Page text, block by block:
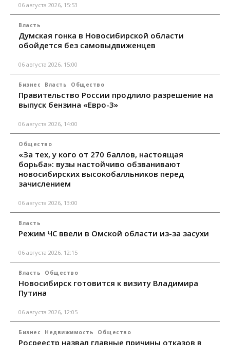
06 августа 2026, 15:53
Власть
Думская гонка в Новосибирской области
обойдется без самовыдвиженцев
06 августа 2026, 15:00
Бизнес Власть Общество
Правительство России продлило разрешение на
выпуск бензина «Евро-3»
06 августа 2026, 14:00
Общество
«За тех, у кого от 270 баллов, настоящая
борьба»: вузы настойчиво обзванивают
новосибирских высокобалльников перед
зачислением
06 августа 2026, 13:00
Власть
Режим ЧС ввели в Омской области из-за засухи
06 августа 2026, 12:15
Власть Общество
Новосибирск готовится к визиту Владимира
Путина
06 августа 2026, 12:05
Бизнес Недвижимость Общество
Росреестр назвал главные причины отказов в